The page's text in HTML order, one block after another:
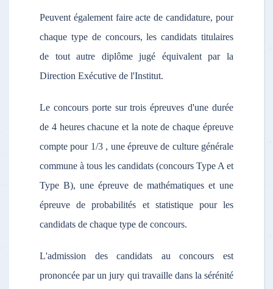
Peuvent également faire acte de candidature, pour
chaque type de concours, les candidats titulaires
de tout autre diplôme jugé équivalent par la
Direction Exécutive de l'Institut.
Le concours porte sur trois épreuves d'une durée
de 4 heures chacune et la note de chaque épreuve
compte pour 1/3 , une épreuve de culture générale
commune à tous les candidats (concours Type A et
Type B), une épreuve de mathématiques et une
épreuve de probabilités et statistique pour les
candidats de chaque type de concours.
L'admission des candidats au concours est
prononcée par un jury qui travaille dans la sérénité